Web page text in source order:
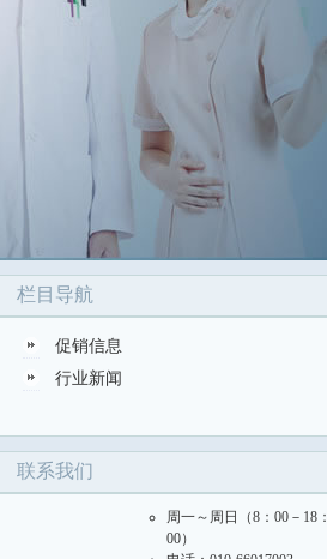
栏目导航
促销信息
行业新闻
联系我们
周一～周日（8：00－18：
00）